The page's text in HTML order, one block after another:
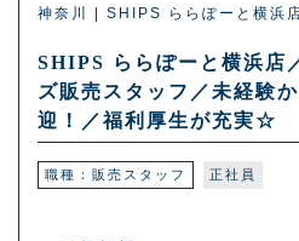
神奈川 | SHIPS ららぽーと横浜
SHIPS ららぽーと横浜店
ズ販売スタッフ／未経験
迎！／福利厚生が充実☆
職種：販売スタッフ 正社員